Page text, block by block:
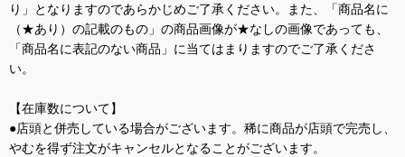
り」となりますのであらかじめご了承ください。また、「商品名に
（★あり）の記載のもの」の商品画像が★なしの画像であっても、
「商品名に表記のない商品」に当てはまりますのでご了承くださ
い。
【在庫数について】
●店頭と併売している場合がございます。稀に商品が店頭で完売し、
やむを得ず注文がキャンセルとなることがございます。